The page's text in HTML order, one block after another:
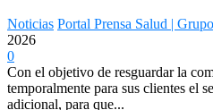
Noticias Portal Prensa Salud |
2026
0
Con el objetivo de resguardar la
temporalmente para sus clientes el
adicional, para que...